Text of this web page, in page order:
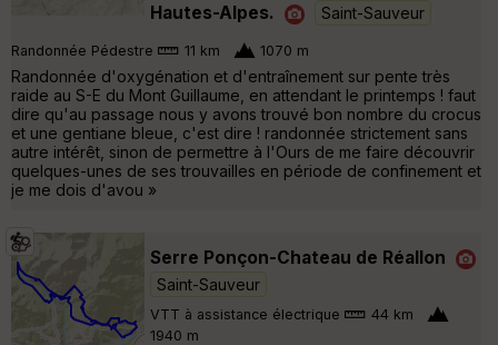
Hautes-Alpes.
Saint-Sauveur
Randonnée Pédestre 11 km 1070 m
Randonnée d'oxygénation et d'entraînement sur pente très
raide au S-E du Mont Guillaume, en attendant le printemps ! faut
dire qu'au passage nous y avons trouvé bon nombre du crocus
et une gentiane bleue, c'est dire ! randonnée strictement sans
autre intérêt, sinon de permettre à l'Ours de me faire découvrir
quelques-unes de ses trouvailles en période de confinement et
je me dois d'avou »
Serre Ponçon-Chateau de Réallon
Saint-Sauveur
VTT à assistance électrique
44 km
1940 m